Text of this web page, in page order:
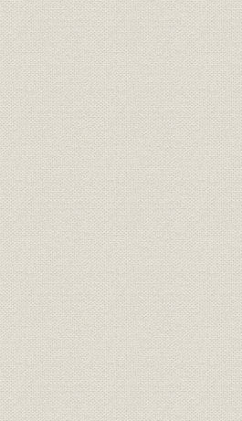
第7節 争議と災害と―三井三池で
第8節 高度成長政策の展開
第9節 東西冷戦下で
第10節 日中関係の進展
第11節 日韓基本条約の締結
第12節 東京オリンピック
第13節 繁栄の陰で事件、事故多発
第4章 基盤拡大期(福島時代
第1節 福島社長が登場
第2節 財政基盤を整備・拡充
第3節 電算システムを導入